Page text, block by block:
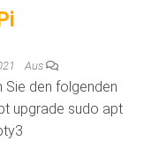
Aus
Sie den folgenden
upgrade sudo apt